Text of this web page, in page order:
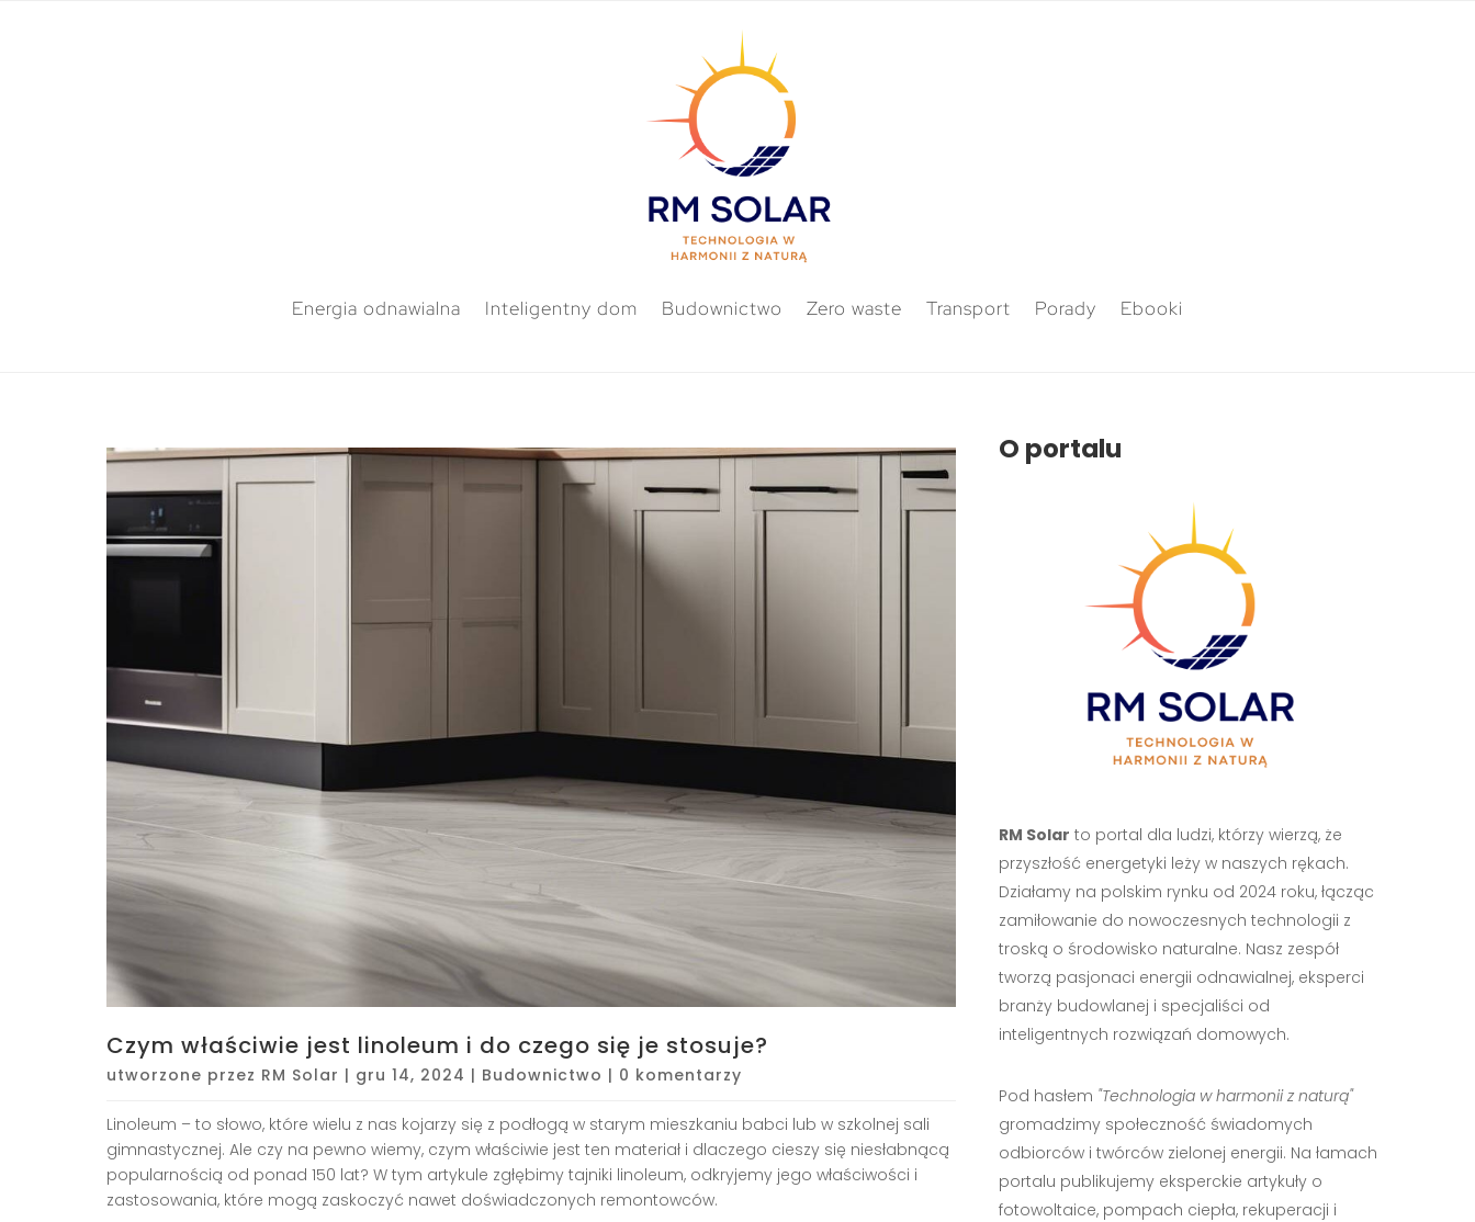
Energia odnawialna Inteligentny dom Budownictwo Zero waste Transport Porady Ebooki
Czym właściwie jest linoleum i do czego się je stosuje?
utworzone przez RM Solar | gru 14, 2024 | Budownictwo | 0 komentarzy
Linoleum – to słowo, które wielu z nas kojarzy się z podłogą w starym mieszkaniu babci lub w szkolnej sali
gimnastycznej. Ale czy na pewno wiemy, czym właściwie jest ten materiał i dlaczego cieszy się niesłabnącą
popularnością od ponad 150 lat? W tym artykule zgłębimy tajniki linoleum, odkryjemy jego właściwości i
zastosowania, które mogą zaskoczyć nawet doświadczonych remontowców.
O portalu
RM Solar to portal dla ludzi, którzy wierzą, że
przyszłość energetyki leży w naszych rękach.
Działamy na polskim rynku od 2024 roku, łącząc
zamiłowanie do nowoczesnych technologii z
troską o środowisko naturalne. Nasz zespół
tworzą pasjonaci energii odnawialnej, eksperci
branży budowlanej i specjaliści od
inteligentnych rozwiązań domowych.
Pod hasłem "Technologia w harmonii z naturą"
gromadzimy społeczność świadomych
odbiorców i twórców zielonej energii. Na łamach
portalu publikujemy eksperckie artykuły o
fotowoltaice, pompach ciepła, rekuperacji i